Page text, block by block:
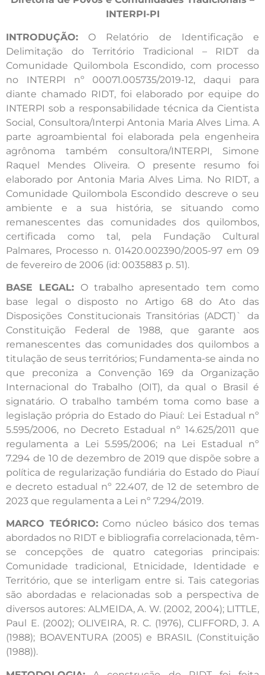
INTERPI-PI
INTRODUÇÃO: O Relatório de Identificação e
Delimitação do Território Tradicional – RIDT da
Comunidade Quilombola Escondido, com processo
no INTERPI nº 00071.005735/2019-12, daqui para
diante chamado RIDT, foi elaborado por equipe do
INTERPI sob a responsabilidade técnica da Cientista
Social, Consultora/Interpi Antonia Maria Alves Lima. A
parte agroambiental foi elaborada pela engenheira
agrônoma também consultora/INTERPI, Simone
Raquel Mendes Oliveira. O presente resumo foi
elaborado por Antonia Maria Alves Lima. No RIDT, a
Comunidade Quilombola Escondido descreve o seu
ambiente e a sua história, se situando como
remanescentes das comunidades dos quilombos,
certificada como tal, pela Fundação Cultural
Palmares, Processo n. 01420.002390/2005-97 em 09
de fevereiro de 2006 (id: 0035883 p. 51).
BASE LEGAL: O trabalho apresentado tem como
base legal o disposto no Artigo 68 do Ato das
Disposições Constitucionais Transitórias (ADCT)` da
Constituição Federal de 1988, que garante aos
remanescentes das comunidades dos quilombos a
titulação de seus territórios; Fundamenta-se ainda no
que preconiza a Convenção 169 da Organização
Internacional do Trabalho (OIT), da qual o Brasil é
signatário. O trabalho também toma como base a
legislação própria do Estado do Piauí: Lei Estadual nº
5.595/2006, no Decreto Estadual nº 14.625/2011 que
regulamenta a Lei 5.595/2006; na Lei Estadual nº
7.294 de 10 de dezembro de 2019 que dispõe sobre a
política de regularização fundiária do Estado do Piauí
e decreto estadual nº 22.407, de 12 de setembro de
2023 que regulamenta a Lei nº 7.294/2019.
MARCO TEÓRICO:Como núcleo básico dos temas
abordados no RIDT e bibliografia correlacionada, têm-
se concepções de quatro categorias principais:
Comunidade tradicional, Etnicidade, Identidade e
Território, que se interligam entre si. Tais categorias
são abordadas e relacionadas sob a perspectiva de
diversos autores: ALMEIDA, A. W. (2002, 2004); LITTLE,
Paul E. (2002); OLIVEIRA, R. C. (1976), CLIFFORD, J. A
(1988); BOAVENTURA (2005) e BRASIL (Constituição
(1988)).